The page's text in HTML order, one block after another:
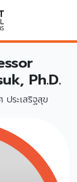
Ph.D.
ระเสริฐสุข